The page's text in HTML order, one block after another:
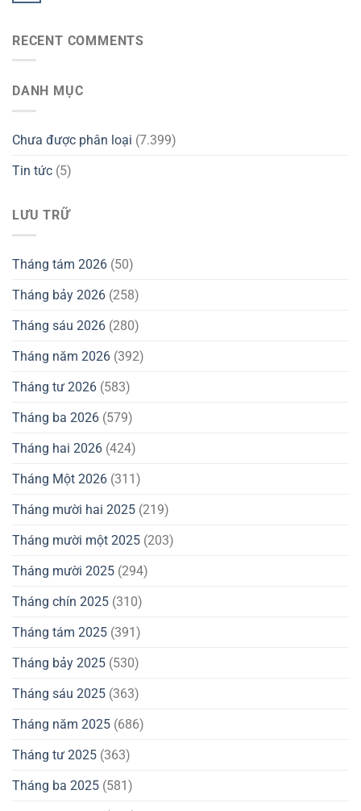
RECENT COMMENTS
DANH MỤC
Chưa được phân loại (7.399)
Tin tức (5)
LƯU TRỮ
Tháng tám 2026 (50)
Tháng bảy 2026 (258)
Tháng sáu 2026 (280)
Tháng năm 2026 (392)
Tháng tư 2026 (583)
Tháng ba 2026 (579)
Tháng hai 2026 (424)
Tháng Một 2026 (311)
Tháng mười hai 2025 (219)
Tháng mười một 2025 (203)
Tháng mười 2025 (294)
Tháng chín 2025 (310)
Tháng tám 2025 (391)
Tháng bảy 2025 (530)
Tháng sáu 2025 (363)
Tháng năm 2025 (686)
Tháng tư 2025 (363)
Tháng ba 2025 (581)